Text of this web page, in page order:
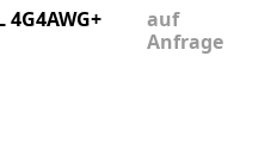
4G4AWG+
auf
Anfrage